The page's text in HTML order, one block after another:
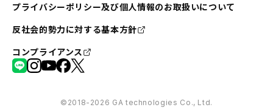
プライバシーポリシー及び個人情報のお取扱いについて
反社会的勢力に対する基本方針
コンプライアンス
©︎2018-2026 GA technologies Co., Ltd.